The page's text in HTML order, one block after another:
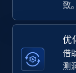
TikTok
URL, Title,
price, Final
5.4K+
致
优
借
测